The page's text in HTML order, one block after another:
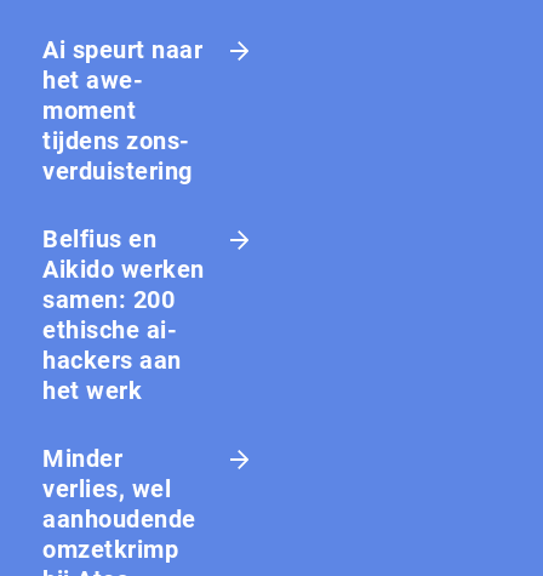
Ai speurt naar
het awe-
moment
tijdens zons­
ver­duis­te­ring
Belfius en
Aikido werken
samen: 200
ethische ai-
hackers aan
het werk
Minder
verlies, wel
aanhoudende
omzetkrimp